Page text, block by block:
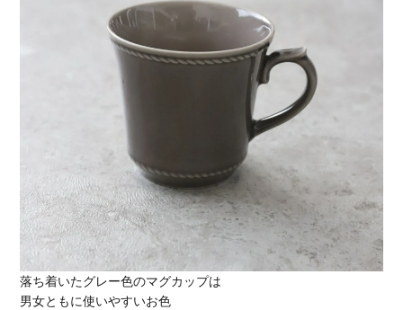
落ち着いたグレー色のマグカップは
男女ともに使いやすいお色